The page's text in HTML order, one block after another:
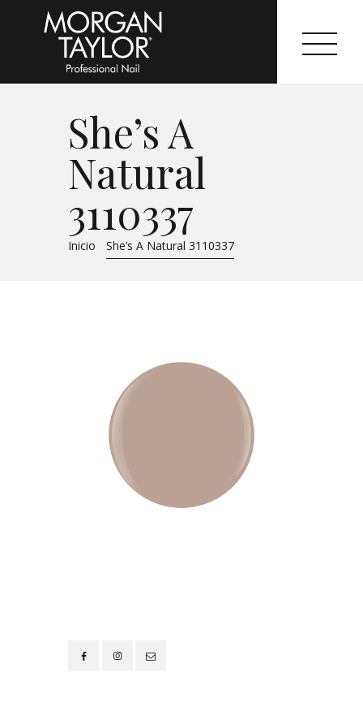
She’s A
Natural
3110337
Inicio She’s A Natural 3110337
Morgan Taylor®
Sistemas Profesionales
Cartas de Color
Catálogo